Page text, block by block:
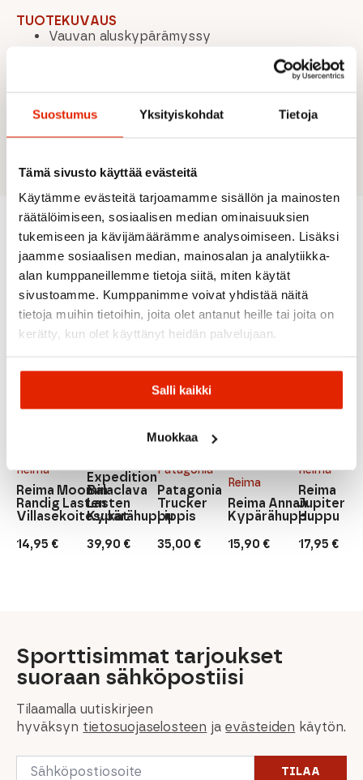
Suostumus Yksityiskohdat Tietoja
Tämä sivusto käyttää evästeitä
Käytämme evästeitä tarjoamamme sisällön ja mainosten
räätälöimiseen, sosiaalisen median ominaisuuksien
tukemiseen ja kävijämäärämme analysoimiseen. Lisäksi
jaamme sosiaalisen median, mainosalan ja analytiikka-
alan kumppaneillemme tietoja siitä, miten käytät
sivustoamme. Kumppanimme voivat yhdistää näitä
tietoja muihin tietoihin, joita olet antanut heille tai joita on
kerätty, kun olet käyttänyt heidän palvelujaan.
Salli kaikki
Muokkaa
TUOTEKUVAUS
Vauvan aluskypärämyssy
Ei takasaumaa
Reima-merkki sivussa
Materiaali: 72% villa, 28% lyocell
Suositeltua sinulle
Reima
14,95 €
Reima Moomin
Randig Lasten
Villasekoitesukat
39,90 €
Expedition
Balaclava
Lasten
Kypärähuppu
Patagonia
35,00 €
Patagonia
Trucker
Lippis
Reima
15,90 €
Reima Annan
Kypärähuppu
Reima
17,95 €
Reima
Jupiter
Huppu
Sporttisimmat tarjoukset
suoraan sähköpostiisi
Tilaamalla uutiskirjeen
hyväksyn tietosuojaselosteen jaevästeiden käytön.
Email
TILAA